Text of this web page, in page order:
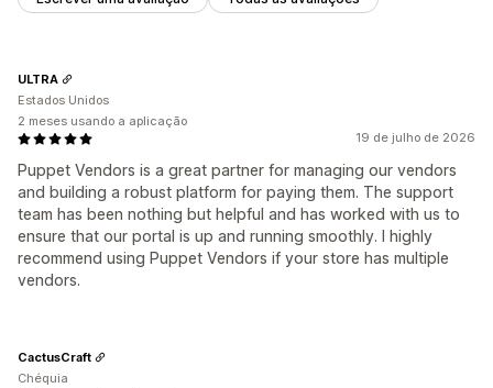
19 de julho de 2026
Puppet Vendors is a great partner for managing our vendors
and building a robust platform for paying them. The support
team has been nothing but helpful and has worked with us to
ensure that our portal is up and running smoothly. I highly
recommend using Puppet Vendors if your store has multiple
vendors.
ULTRA
Estados Unidos
2 meses usando a aplicação
CactusCraft
Chéquia